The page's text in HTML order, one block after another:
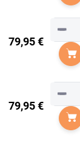
79,95 €
−
79,95 €
−